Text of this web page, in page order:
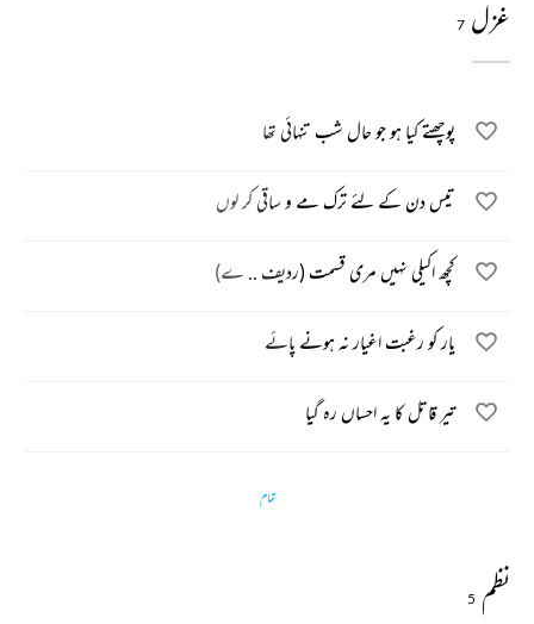
غزل 7
پوچھتے کیا ہو جو حال شب تنہائی تھا
تیس دن کے لئے ترک مے و ساقی کر لوں
کچھ اکیلی نہیں مری قسمت (ردیف .. ے)
یار کو رغبت اغیار نہ ہونے پائے
تیر قاتل کا یہ احساں رہ گیا
تمام
نظم 5